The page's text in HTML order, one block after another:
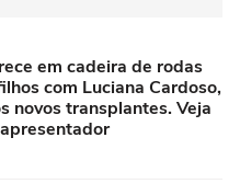
em cadeira de rodas
com Luciana Cardoso,
novos transplantes. Veja